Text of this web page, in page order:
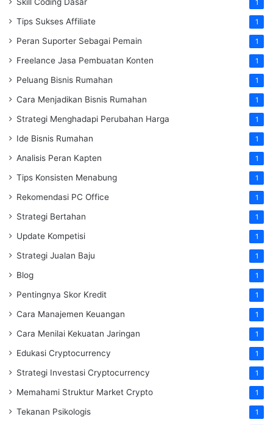
1
Tips Sukses Affiliate 1
Peran Suporter Sebagai Pemain 1
Freelance Jasa Pembuatan Konten 1
Peluang Bisnis Rumahan 1
Cara Menjadikan Bisnis Rumahan 1
Strategi Menghadapi Perubahan Harga 1
Ide Bisnis Rumahan 1
Analisis Peran Kapten 1
Tips Konsisten Menabung 1
Rekomendasi PC Office 1
Strategi Bertahan 1
Update Kompetisi 1
Strategi Jualan Baju 1
Blog 1
Pentingnya Skor Kredit 1
Cara Manajemen Keuangan 1
Cara Menilai Kekuatan Jaringan 1
Edukasi Cryptocurrency 1
Strategi Investasi Cryptocurrency 1
Memahami Struktur Market Crypto 1
Tekanan Psikologis 1